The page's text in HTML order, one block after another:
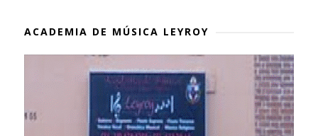
ACADEMIA DE MÚSICA LEYROY